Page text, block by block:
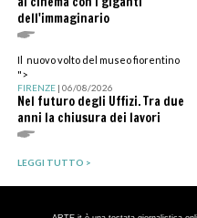
dell'immaginario
Il nuovo volto del museo fiorentino
">
FIRENZE| 06/08/2026
Nel futuro degli Uffizi. Tra due
anni la chiusura dei lavori
LEGGI TUTTO >